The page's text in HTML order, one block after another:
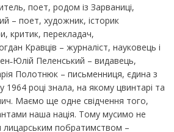
поет, родом із Зарваниці,
– поет, художник, історик
критик, перекладач,
Кравців – журналіст, науковець і
Пеленський – видавець,
Полотнюк – письменниця, єдина з
1964 році знала, на якому цвинтарі та
Маємо ще одне свідчення того,
наша нація. Тому мусимо не
лицарським побратимством –